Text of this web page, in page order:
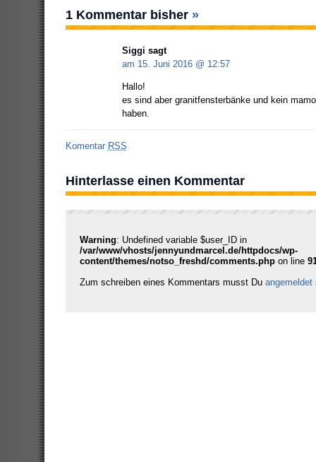
1 Kommentar bisher »
Siggi sagt
am 15. Juni 2016 @ 12:57
Hallo!
es sind aber granitfensterbänke und kein
haben.
Komentar RSS
Hinterlasse einen Kommentar
Warning: Undefined variable $user_ID in
/var/www/vhosts/jennyundmarcel.de/httpdocs/wp-
content/themes/notso_freshd/comments.phpon line
Zum schreiben eines Kommentars musst Du angemeldet